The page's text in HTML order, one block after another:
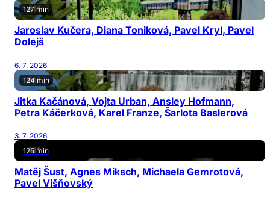
127 min
Jaroslav Kučera, Diana Toniková, Pavel Kryl, Pavel
Dolejš
6. 7. 2026
124 min
Jitka Kačánová, Vojta Urban, Ansley Hofmann,
Petra Káčerková, Karel Franze, Šarlota Baslerová
3. 7. 2026
125 min
Matěj Šust, Agnes Miksch, Michaela Gemrotová,
Pavel Višňovský